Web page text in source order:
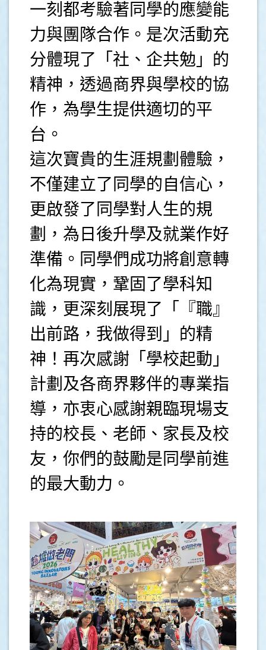
一刻都考驗著同學的應變能
力與團隊合作。是次活動充
分體現了「社、企共勉」的
精神，透過商界與學校的協
作，為學生提供適切的平
台。
這次寶貴的生涯規劃體驗，
不僅建立了同學的自信心，
更啟發了同學對人生的規
劃，為日後升學及就業作好
準備。同學們成功將創意轉
化為現實，鞏固了學科知
識，更深刻展現了「『職』
出前路，我做得到」的精
神！再次感謝「學校起動」
計劃及各商界夥伴的專業指
導，亦衷心感謝親臨現場支
持的校長、老師、家長及校
友，你們的鼓勵是同學前進
的最大動力。